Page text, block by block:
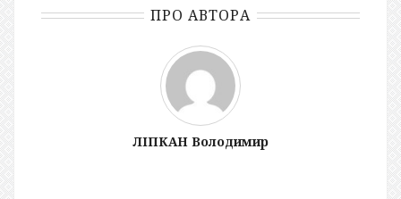
ПРО АВТОРА
ЛІПКАН Володимир